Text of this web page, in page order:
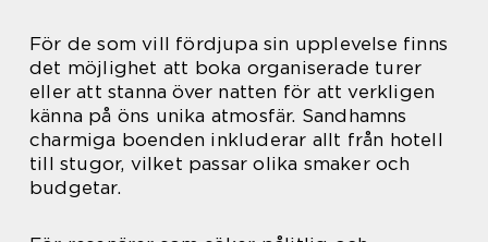
För de som vill fördjupa sin upplevelse finns
det möjlighet att boka organiserade turer
eller att stanna över natten för att verkligen
känna på öns unika atmosfär. Sandhamns
charmiga boenden inkluderar allt från hotell
till stugor, vilket passar olika smaker och
budgetar.